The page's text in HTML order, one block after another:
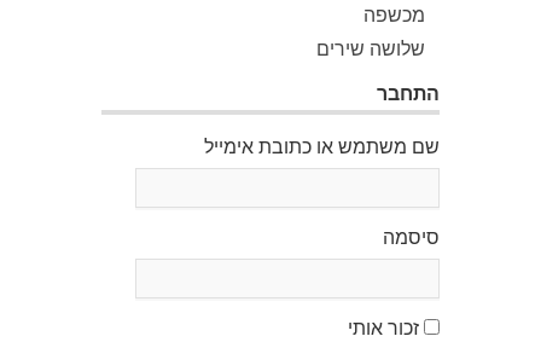
מכשפה
שלושה שירים
התחבר
שם משתמש או כתובת אימייל
סיסמה
זכור אותי